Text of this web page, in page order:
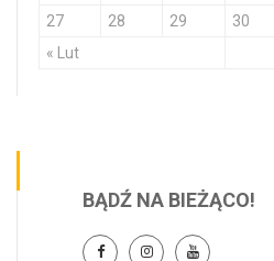
« Lut
27
28 29 30
BĄDŹ NA BIEŻĄCO!